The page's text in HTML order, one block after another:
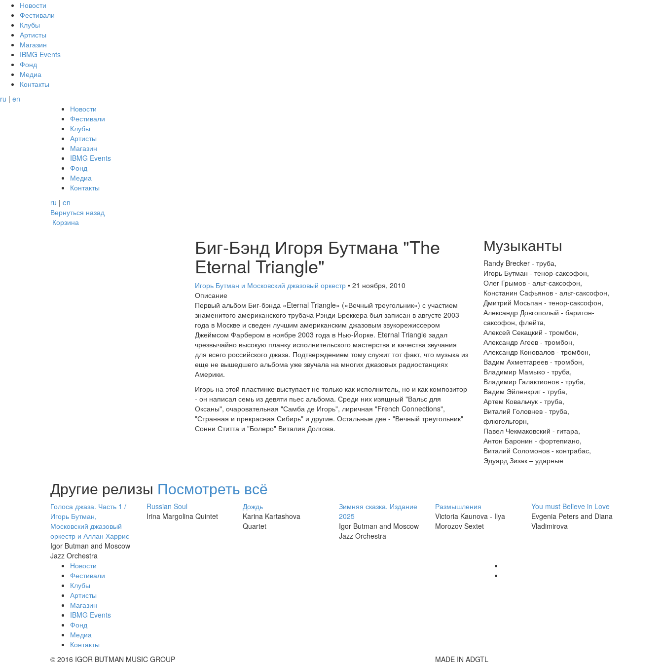
Новости
Фестивали
Клубы
Артисты
Магазин
IBMG Events
Фонд
Медиа
Контакты
ru | en
Новости
Фестивали
Клубы
Артисты
Магазин
IBMG Events
Фонд
Медиа
Контакты
ru | en
Вернуться назад
Корзина
Биг-Бэнд Игоря Бутмана "The
Eternal Triangle"
Игорь Бутман и Московский джазовый оркестр• 21 ноября, 2010
Описание
Первый альбом Биг-бэнда «Eternal Triangle» («Вечный треугольник») с участием
знаменитого американского трубача Рэнди Бреккера был записан в августе 2003
года в Москве и сведен лучшим американским джазовым звукорежиссером
Джеймсом Фарбером в ноябре 2003 года в Нью-Йорке. Eternal Triangle задал
чрезвычайно высокую планку исполнительского мастерства и качества звучания
для всего российского джаза. Подтверждением тому служит тот факт, что музыка из
еще не вышедшего альбома уже звучала на многих джазовых радиостанциях
Америки.
Игорь на этой пластинке выступает не только как исполнитель, но и как композитор
- он написал семь из девяти пьес альбома. Среди них изящный "Вальс для
Оксаны", очаровательная "Самба де Игорь", лиричная "French Connections",
"Странная и прекрасная Сибирь" и другие. Остальные две - "Вечный треугольник"
Сонни Ститта и "Болеро" Виталия Долгова.
Музыканты
Randy Brecker - труба,
Игорь Бутман - тенор-саксофон,
Олег Грымов - альт-саксофон,
Констанин Сафьянов - альт-саксофон,
Дмитрий Мосьпан - тенор-саксофон,
Александр Довгополый - баритон-
саксофон, флейта,
Алексей Секацкий - тромбон,
Александр Агеев - тромбон,
Александр Коновалов - тромбон,
Вадим Ахметгареев - тромбон,
Владимир Мамыко - труба,
Владимир Галактионов - труба,
Вадим Эйленкриг - труба,
Артем Ковальчук - труба,
Виталий Головнев - труба,
флюгельгорн,
Павел Чекмаковский - гитара,
Антон Баронин - фортепиано,
Виталий Соломонов - контрабас,
Эдуард Зизак – ударные
Другие релизы Посмотреть всё
Голоса джаза. Часть 1 /
Игорь Бутман,
Московский джазовый
оркестр и Аллан Харрис
Igor Butman and Moscow
Jazz Orchestra
Russian Soul
Irina Margolina Quintet
Дождь
Karina Kartashova
Quartet
Зимняя сказка. Издание
2025
Igor Butman and Moscow
Jazz Orchestra
Размышления
Victoria Kaunova - Ilya
Morozov Sextet
You must Believe in Love
Evgenia Peters and Diana
Vladimirova
Новости
Фестивали
Клубы
Артисты
Магазин
IBMG Events
Фонд
Медиа
Контакты
© 2016 IGOR BUTMAN MUSIC GROUP
MADE IN ADGTL